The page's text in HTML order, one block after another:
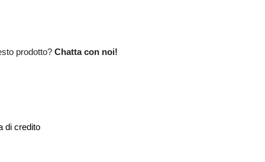
prodotto? Chatta con noi!
di credito